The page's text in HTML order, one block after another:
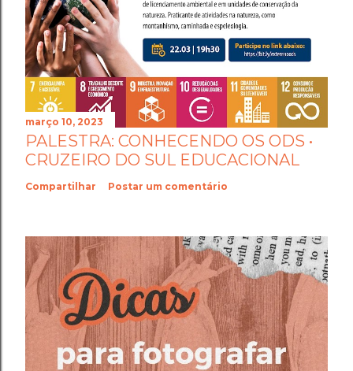
março 10, 2023
PALESTRA: CONHECENDO OS ODS •
CRUZEIRO DO SUL EDUCACIONAL
Compartilhar Postar um comentário